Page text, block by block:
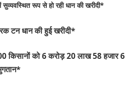
रूप से हो रही धान की खरीदी*
टन धान की हुई खरीदी*
किसानों को 6 करोड़ 20 लाख 58 हजार 6